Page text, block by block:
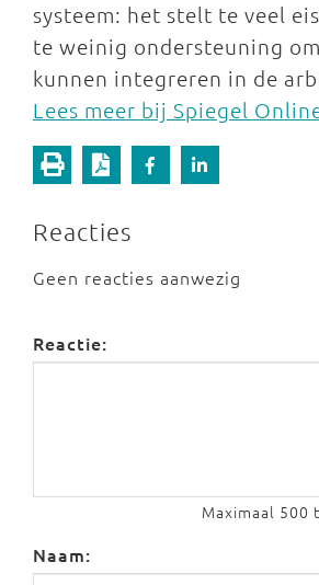
systeem: het stelt te veel
te weinig ondersteuning
kunnen integreren in de
Lees meer bij Spiegel
Reacties
Geen reacties aanwezig
Reactie:
Maximaal 500
Naam: